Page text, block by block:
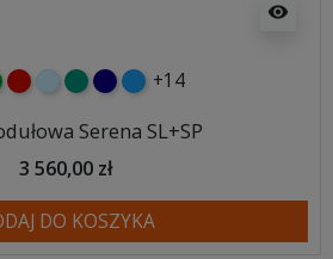
visibility
czerwony
błękitnyturkusowy
granatowy
niebieski
+14
Serena SL+SP
3 560,00 zł
DO KOSZYKA